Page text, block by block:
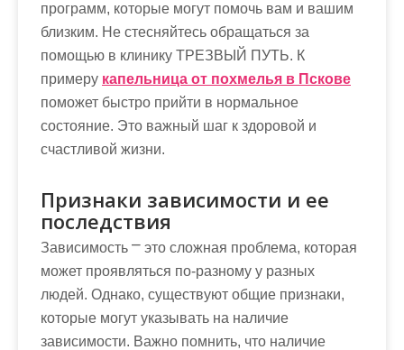
программ, которые могут помочь вам и вашим
близким. Не стесняйтесь обращаться за
помощью в клинику ТРЕЗВЫЙ ПУТЬ. К
примеру капельница от похмелья в Пскове
поможет быстро прийти в нормальное
состояние. Это важный шаг к здоровой и
счастливой жизни.
Признаки зависимости и ее
последствия
Зависимость ⎻ это сложная проблема, которая
может проявляться по-разному у разных
людей. Однако, существуют общие признаки,
которые могут указывать на наличие
зависимости. Важно помнить, что наличие